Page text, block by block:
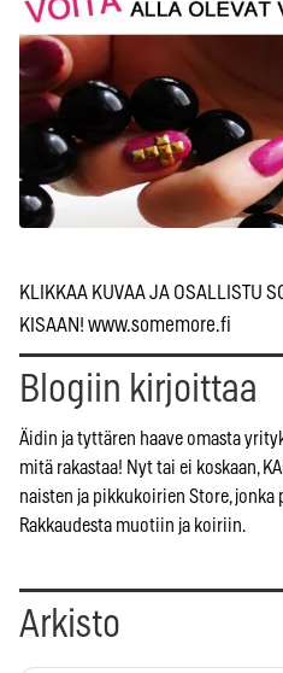
KLIKKAA KUVAA JA OSALLISTU
KISAAN! www.somemore.fi
Blogiin kirjoittaa
Äidin ja tyttären haave omasta
mitä rakastaa! Nyt tai ei koskaan,
naisten ja pikkukoirien Store, jonka
Rakkaudesta muotiin ja koiriin.
Arkisto